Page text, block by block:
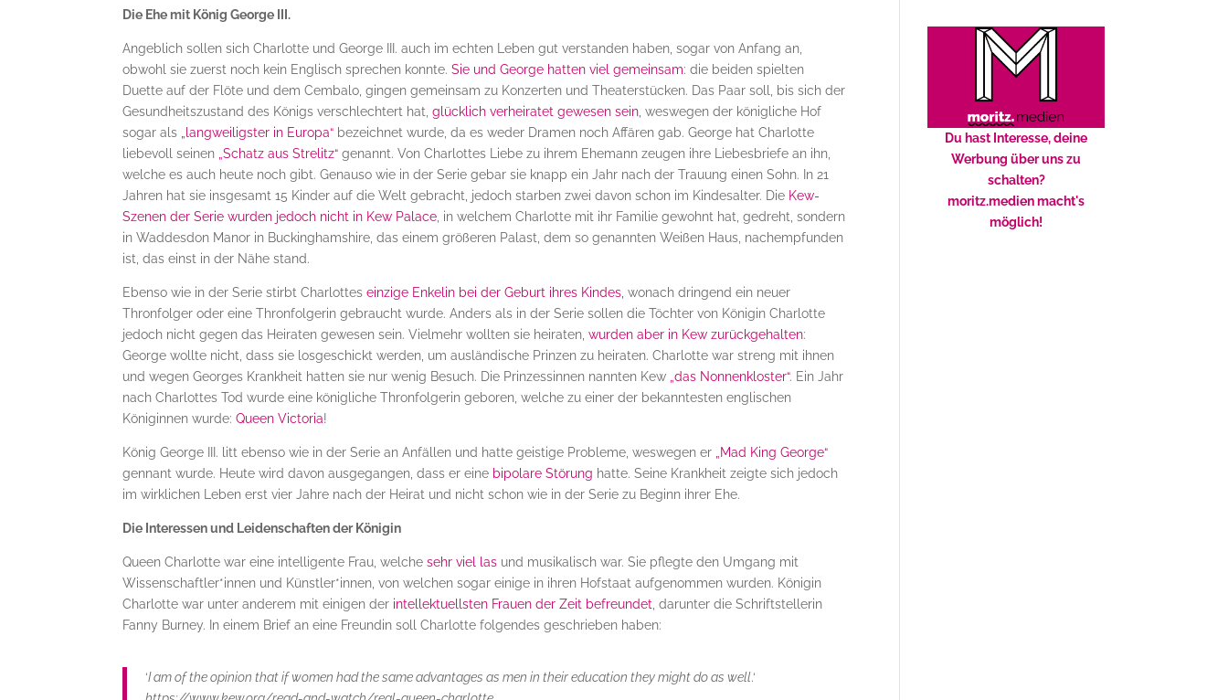
Die Ehe mit König George III.
Angeblich sollen sich Charlotte und George III. auch im echten Leben gut verstanden haben, sogar von Anfang an,
obwohl sie zuerst noch kein Englisch sprechen konnte.Sie und George hatten viel gemeinsam: die beiden spielten
Duette auf der Flöte und dem Cembalo, gingen gemeinsam zu Konzerten und Theaterstücken. Das Paar soll, bis sich der
Gesundheitszustand des Königs verschlechtert hat,glücklich verheiratet gewesen sein , weswegen der königliche Hof
sogar als
„langweiligster in Europa“ bezeichnet wurde, da es weder Dramen noch Affären gab. George hat Charlotte
liebevoll seinen „Schatz aus Strelitz“ genannt. Von Charlottes Liebe zu ihrem Ehemann zeugen ihre Liebesbriefe an ihn,
welche es auch heute noch gibt. Genauso wie in der Serie gebar sie knapp ein Jahr nach der Trauung einen Sohn. In 21
Jahren hat sie insgesamt 15 Kinder auf die Welt gebracht, jedoch starben zwei davon schon im Kindesalter. Die Kew-
Szenen der Serie wurden jedoch nicht in Kew Palace , in welchem Charlotte mit ihr Familie gewohnt hat, gedreht, sondern
in Waddesdon Manor in Buckinghamshire, das einem größeren Palast, dem so genannten Weißen Haus, nachempfunden
ist, das einst in der Nähe stand.
Ebenso wie in der Serie stirbt Charlotteseinzige Enkelin bei der Geburt ihres Kindes, wonach dringend ein neuer
Thronfolger oder eine Thronfolgerin gebraucht wurde. Anders als in der Serie sollen die Töchter von Königin Charlotte
jedoch nicht gegen das Heiraten gewesen sein. Vielmehr wollten sie heiraten,wurden aber in Kew zurückgehalten:
George wollte nicht, dass sie losgeschickt werden, um ausländische Prinzen zu heiraten. Charlotte war streng mit ihnen
und wegen Georges Krankheit hatten sie nur wenig Besuch. Die Prinzessinnen nannten Kew „das Nonnenkloster“. Ein Jahr
nach Charlottes Tod wurde eine königliche Thronfolgerin geboren, welche zu einer der bekanntesten englischen
Königinnen wurde:Queen Victoria!
König George III. litt ebenso wie in der Serie an Anfällen und hatte geistige Probleme, weswegen er
„Mad King George“
gennant wurde. Heute wird davon ausgegangen, dass er eine bipolare Störung hatte. Seine Krankheit zeigte sich jedoch
im wirklichen Leben erst vier Jahre nach der Heirat und nicht schon wie in der Serie zu Beginn ihrer Ehe.
Die Interessen und Leidenschaften der Königin
Queen Charlotte war eine intelligente Frau, welchesehr viel las und musikalisch war. Sie pflegte den Umgang mit
Wissenschaftler*innen und Künstler*innen, von welchen sogar einige in ihren Hofstaat aufgenommen wurden. Königin
Charlotte war unter anderem mit einigen der intellektuellsten Frauen der Zeit befreundet , darunter die Schriftstellerin
Fanny Burney. In einem Brief an eine Freundin soll Charlotte folgendes geschrieben haben:
‘I am of the opinion that if women had the same advantages as men in their education they might do as well.‘
Du hast Interesse, deine
Werbung über uns zu
schalten?
moritz.medien macht's
möglich!